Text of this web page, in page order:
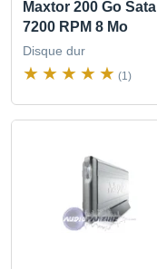
Maxtor 200 Go Sata
7200 RPM 8 Mo
Disque dur
(1)